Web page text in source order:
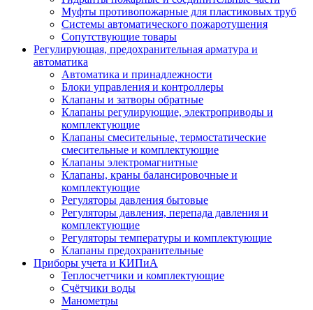
Муфты противопожарные для пластиковых труб
Системы автоматического пожаротушения
Сопутствующие товары
Регулирующая, предохранительная арматура и
автоматика
Автоматика и принадлежности
Блоки управления и контроллеры
Клапаны и затворы обратные
Клапаны регулирующие, электроприводы и
комплектующие
Клапаны смесительные, термостатические
смесительные и комплектующие
Клапаны электромагнитные
Клапаны, краны балансировочные и
комплектующие
Регуляторы давления бытовые
Регуляторы давления, перепада давления и
комплектующие
Регуляторы температуры и комплектующие
Клапаны предохранительные
Приборы учета и КИПиА
Теплосчетчики и комплектующие
Счётчики воды
Манометры